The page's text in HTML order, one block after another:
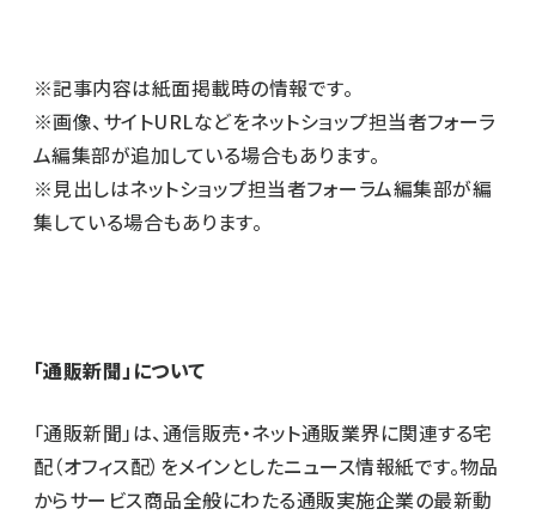
※記事内容は紙面掲載時の情報です。
※画像、サイトURLなどをネットショップ担当者フォーラ
ム編集部が追加している場合もあります。
※見出しはネットショップ担当者フォーラム編集部が編
集している場合もあります。
「通販新聞」について
「通販新聞」は、通信販売・ネット通販業界に関連する宅
配（オフィス配）をメインとしたニュース情報紙です。物品
からサービス商品全般にわたる通販実施企業の最新動